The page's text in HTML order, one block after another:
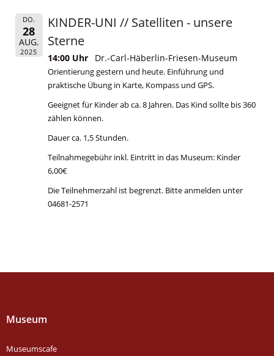
DO.
28
AUG.
2025
KINDER-UNI // Satelliten - unsere
Sterne
14:00 Uhr Dr.-Carl-Häberlin-Friesen-Museum
Orientierung gestern und heute. Einführung und
praktische Übung in Karte, Kompass und GPS.
Geeignet für Kinder ab ca. 8 Jahren. Das Kind sollte bis 360
zählen können.
Dauer ca. 1,5 Stunden.
Teilnahmegebühr inkl. Eintritt in das Museum: Kinder
6,00€
Die Teilnehmerzahl ist begrenzt. Bitte anmelden unter
04681-2571
Museum
Museumscafe